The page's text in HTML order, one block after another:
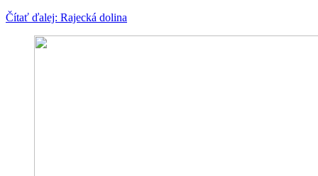
Čítať ďalej: Rajecká dolina